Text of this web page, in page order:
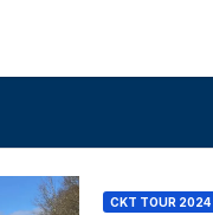
CKT TOUR 2024